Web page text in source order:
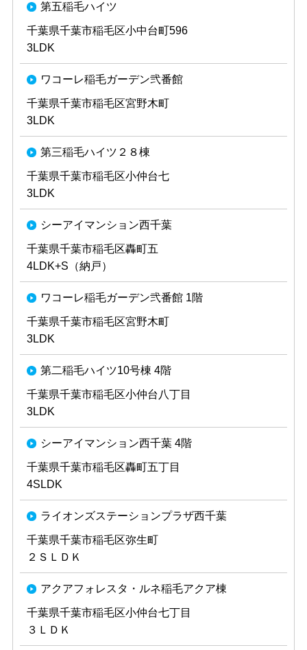
第五稲毛ハイツ
千葉県千葉市稲毛区小中台町596
3LDK
ワコーレ稲毛ガーデン弐番館
千葉県千葉市稲毛区宮野木町
3LDK
第三稲毛ハイツ２８棟
千葉県千葉市稲毛区小仲台七
3LDK
シーアイマンション西千葉
千葉県千葉市稲毛区轟町五
4LDK+S（納戸）
ワコーレ稲毛ガーデン弐番館 1階
千葉県千葉市稲毛区宮野木町
3LDK
第二稲毛ハイツ10号棟 4階
千葉県千葉市稲毛区小仲台八丁目
3LDK
シーアイマンション西千葉 4階
千葉県千葉市稲毛区轟町五丁目
4SLDK
ライオンズステーションプラザ西千葉
千葉県千葉市稲毛区弥生町
２ＳＬＤＫ
アクアフォレスタ・ルネ稲毛アクア棟
千葉県千葉市稲毛区小仲台七丁目
３ＬＤＫ